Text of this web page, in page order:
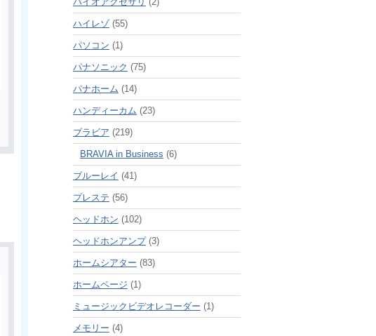
ハイレゾ(55)
パソコン (1)
パナソニック (75)
パナホーム (14)
ハンディーカム (23)
ブラビア (219)
BRAVIA in Business (6)
ブルーレイ (41)
プレステ (56)
ヘッドホン (102)
ヘッドホンアンプ(3)
ホームシアター (83)
ホームページ (1)
ミュージックビデオレコーダー (1)
メモリー (4)